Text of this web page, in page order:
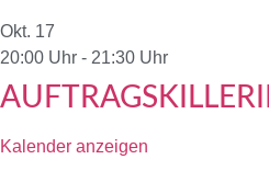
Okt. 17
20:00 Uhr - 21:30 Uhr
Kalender anzeigen